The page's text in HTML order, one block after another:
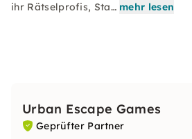
ihr Rätselprofis, Sta… mehr lesen
Urban Escape Games
Geprüfter Partner